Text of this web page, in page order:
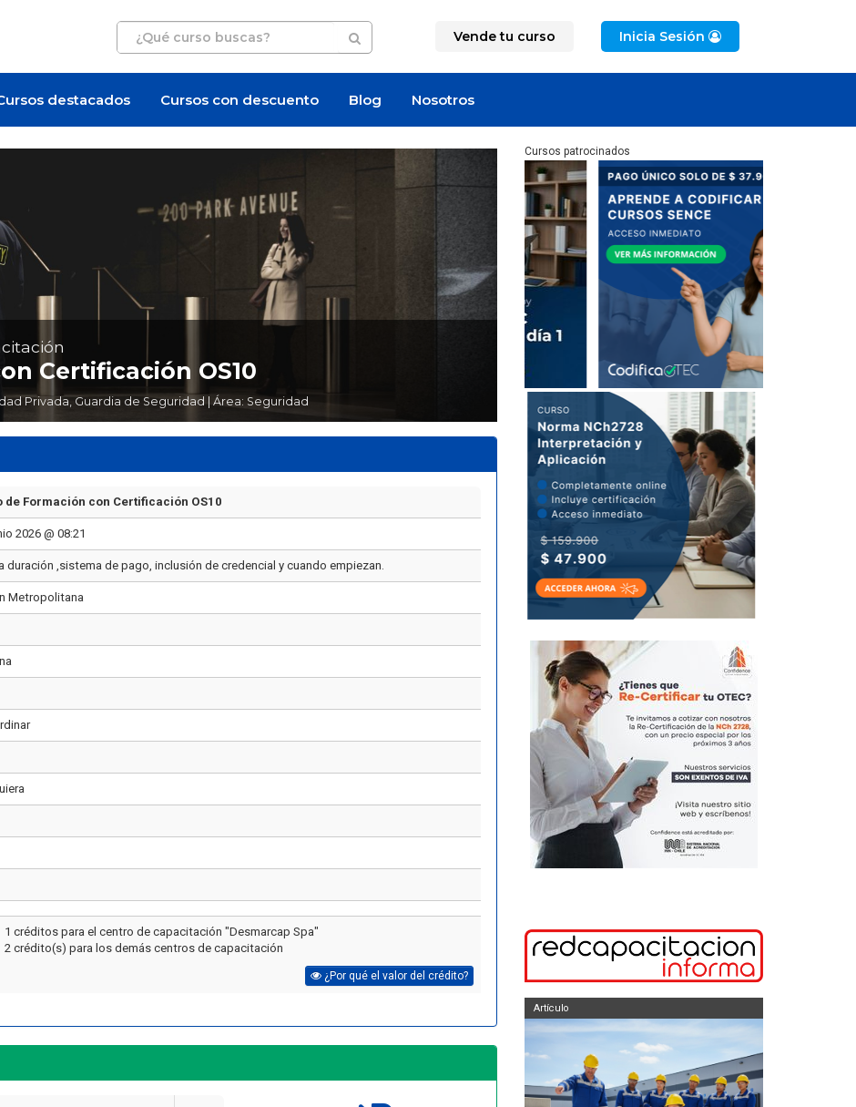
Vende tu curso Inicia Sesión
destacados Cursos con descuento Blog Nosotros
Certificación OS10
Privada, Guardia de Seguridad | Área: Seguridad
de Formación con Certificación OS10
2026 @ 08:21
duración ,sistema de pago, inclusión de credencial y cuando empiezan.
Metropolitana
1 créditos para el centro de capacitación "Desmarcap Spa"
2 crédito(s) para los demás centros de capacitación
¿Por qué el valor del crédito?
Cursos patrocinados
Artículo